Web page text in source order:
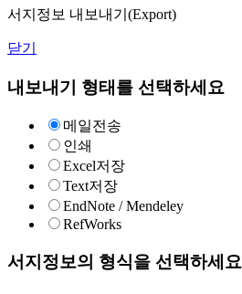
서지정보 내보내기(Export)
닫기
내보내기 형태를 선택하세요
메일전송
인쇄
Excel저장
Text저장
EndNote / Mendeley
RefWorks
서지정보의 형식을 선택하세요